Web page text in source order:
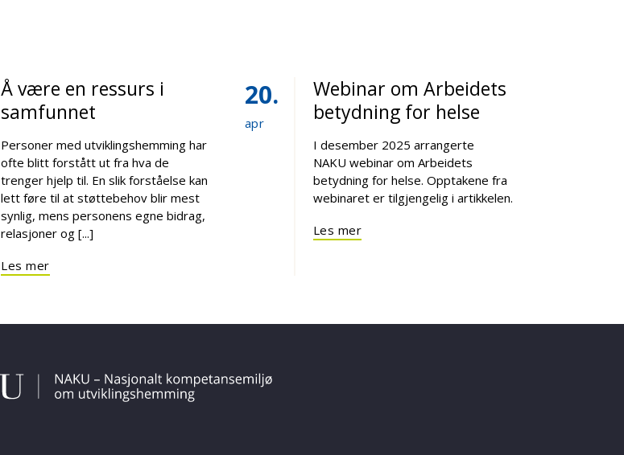
Å være en ressurs i
samfunnet
Personer med utviklingshemming har
ofte blitt forstått ut fra hva de
trenger hjelp til. En slik forståelse kan
lett føre til at støttebehov blir mest
synlig, mens personens egne bidrag,
relasjoner og [...]
Les mer
20
apr
Webinar om Arbeidets
betydning for helse
I desember 2025 arrangerte
NAKU webinar om Arbeidets
betydning for helse. Opptakene fra
webinaret er tilgjengelig i artikkelen.
Les mer